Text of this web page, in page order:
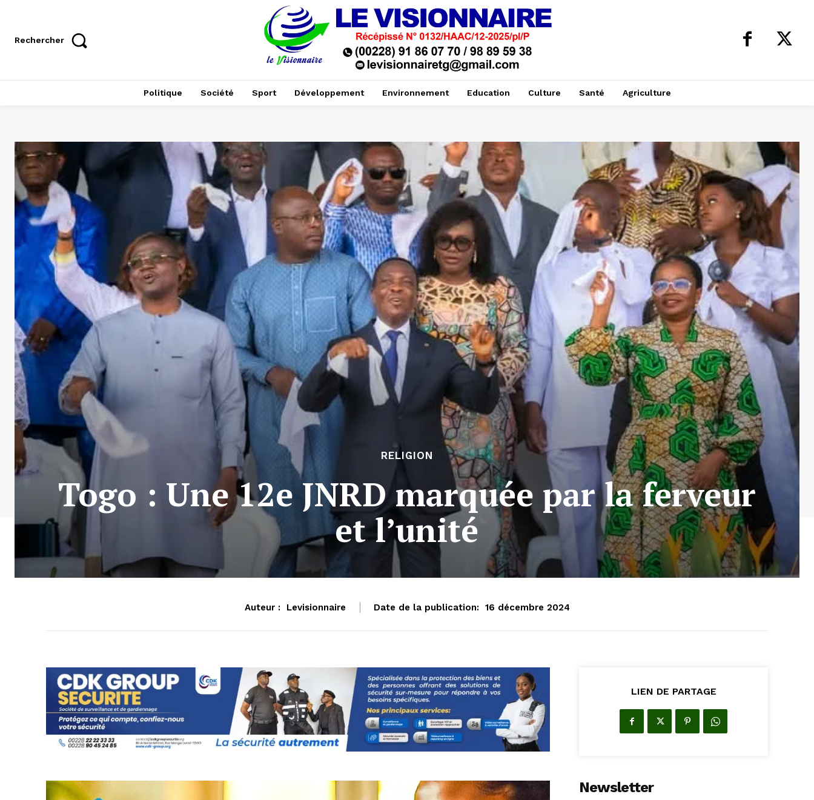
Rechercher
Politique Société Sport Développement Environnement Education Culture Santé Agriculture
RELIGION
Togo : Une 12e JNRD marquée par la ferveur
et l’unité
Auteur : Levisionnaire Date de la publication: 16 décembre 2024
LIEN DE PARTAGE
Newsletter